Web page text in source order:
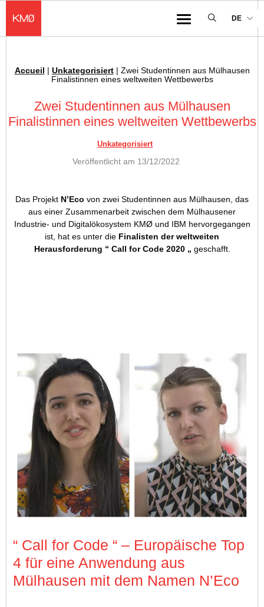
Menu
DE
Ariadnefaden :
Accueil | Unkategorisiert | Zwei Studentinnen aus Mülhausen
Finalistinnen eines weltweiten Wettbewerbs
Zwei Studentinnen aus Mülhausen
Finalistinnen eines weltweiten Wettbewerbs
Unkategorisiert
Veröffentlicht am 13/12/2022
Das Projekt N’Eco von zwei Studentinnen aus Mülhausen, das
aus einer Zusammenarbeit zwischen dem Mülhausener
Industrie- und Digitalökosystem KMØ und IBM hervorgegangen
ist, hat es unter die Finalisten der weltweiten
Herausforderung “ Call for Code 2020 „ geschafft.
“ Call for Code “ – Europäische Top
4 für eine Anwendung aus
Mülhausen mit dem Namen N’Eco